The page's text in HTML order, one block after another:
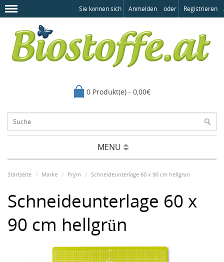
Sie können sich Anmelden oder Registrieren .
0 Produkt(e) - 0,00€
MENU
Startseite Marke Prym Schneideunterlage 60 x 90 cm hellgrün
Schneideunterlage 60 x
90 cm hellgrün